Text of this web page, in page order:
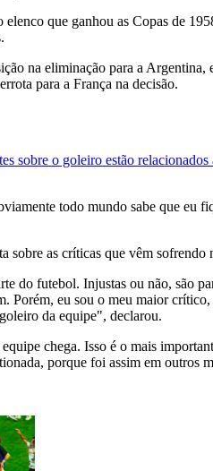
que ganhou as Copas de
na eliminação para a
para a França na decisão.
sobre o goleiro estão relacionados
todo mundo sabe que eu
sobre as críticas que vêm sofrendo
do futebol. Injustas ou não, são
Porém, eu sou o meu maior
da equipe", declarou.
chega. Isso é o mais
porque foi assim em outros